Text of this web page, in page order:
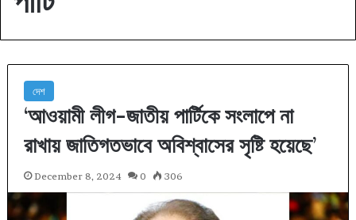
দেশ
‘আওয়ামী লীগ-জাতীয় পার্টিকে সংলাপে না
রাখায় জাতিগতভাবে অবিশ্বাসের সৃষ্টি হয়েছে’
December 8, 2024 0 306